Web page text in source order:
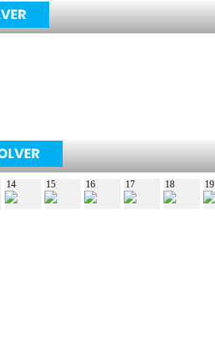
14 15 16 17 18 19